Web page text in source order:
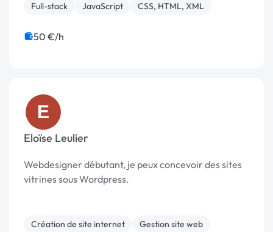
Full-stack JavaScript CSS, HTML, XML
50 €/h
E
Eloïse Leulier
Webdesigner débutant, je peux concevoir des sites
vitrines sous Wordpress.
Création de site internet
Gestion site web